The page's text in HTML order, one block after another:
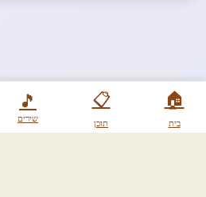
🏠
בית
📋
תוכן
🎵
שירים